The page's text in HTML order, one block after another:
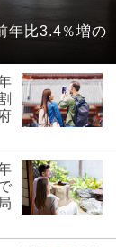
年比3.4％増の